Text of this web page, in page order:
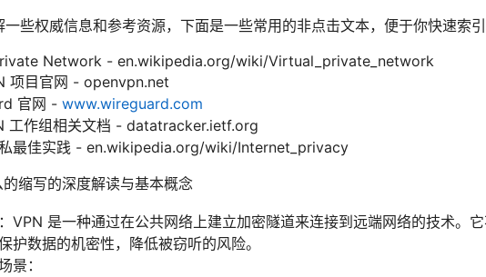
一些权威信息和参考资源，下面是一些常用的非点击文本，便于你快速索
Network - en.wikipedia.org/wiki/Virtual_private_network
项目官网 - openvpn.net
官网 - www.wireguard.com
工作组相关文档 - datatracker.ietf.org
最佳实践 - en.wikipedia.org/wiki/Internet_privacy
缩写的深度解读与基本概念
VPN 是一种通过在公共网络上建立加密隧道来连接到远端网络的技术。
护数据的机密性，降低被窃听的风险。
景：